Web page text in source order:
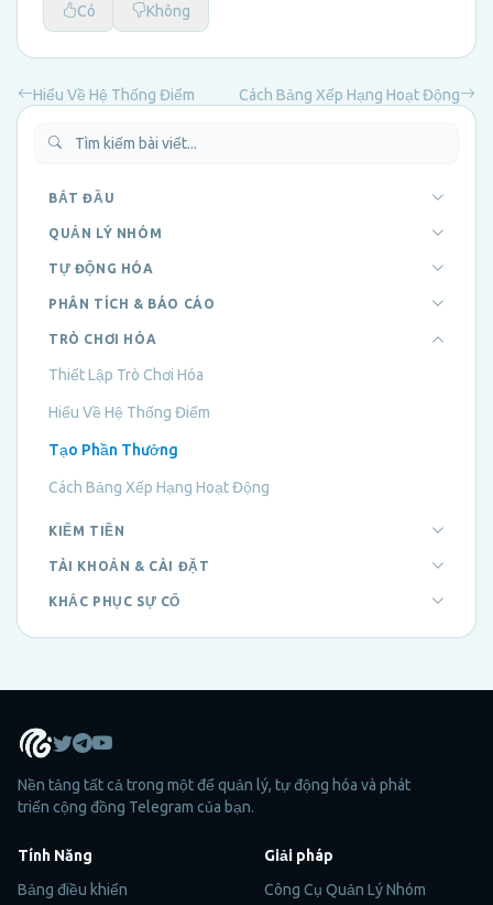
Có Không
Hiểu Về Hệ Thống Điểm Cách Bảng Xếp Hạng Hoạt Động
BẮT ĐẦU
QUẢN LÝ NHÓM
TỰ ĐỘNG HÓA
PHÂN TÍCH & BÁO CÁO
TRÒ CHƠI HÓA
Thiết Lập Trò Chơi Hóa
Hiểu Về Hệ Thống Điểm
Tạo Phần Thưởng
Cách Bảng Xếp Hạng Hoạt Động
KIẾM TIỀN
TÀI KHOẢN & CÀI ĐẶT
KHẮC PHỤC SỰ CỐ
Nền tảng tất cả trong một để quản lý, tự động hóa và phát
triển cộng đồng Telegram của bạn.
Tính Năng
Bảng điều khiển
Giải pháp
Công Cụ Quản Lý Nhóm